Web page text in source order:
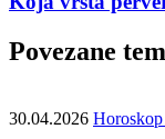
Povezane
30.04.2026